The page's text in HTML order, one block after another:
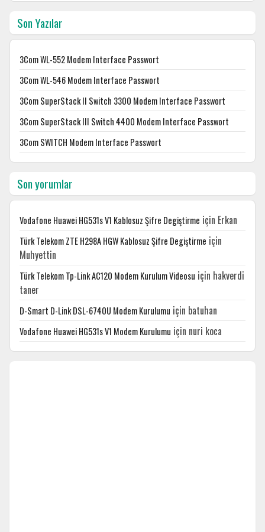
Son Yazılar
3Com WL-552 Modem Interface Passwort
3Com WL-546 Modem Interface Passwort
3Com SuperStack II Switch 3300 Modem Interface Passwort
3Com SuperStack III Switch 4400 Modem Interface Passwort
3Com SWITCH Modem Interface Passwort
Son yorumlar
Vodafone Huawei HG531s V1 Kablosuz Şifre Degiştirme için Erkan
Türk Telekom ZTE H298A HGW Kablosuz Şifre Degiştirme için
Muhyettin
Türk Telekom Tp-Link AC120 Modem Kurulum Videosu için hakverdi
taner
D-Smart D-Link DSL-6740U Modem Kurulumu için batuhan
Vodafone Huawei HG531s V1 Modem Kurulumu için nuri koca